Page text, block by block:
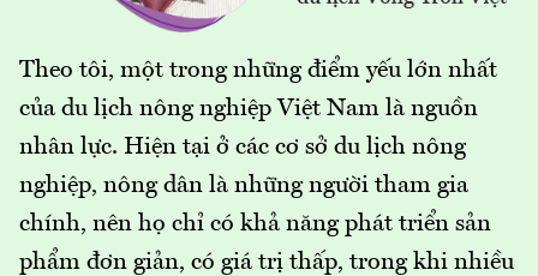
Theo tôi, một trong những điểm yếu lớn nhất
của du lịch nông nghiệp Việt Nam là nguồn
nhân lực. Hiện tại ở các cơ sở du lịch nông
nghiệp, nông dân là những người tham gia
chính, nên họ chỉ có khả năng phát triển sản
phẩm đơn giản, có giá trị thấp, trong khi nhiều